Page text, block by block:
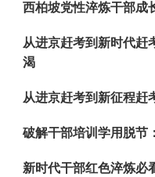
西柏坡党性淬炼干部成
从进京赶考到新时代赶
渴
从进京赶考到新征程赶
破解干部培训学用脱节
新时代干部红色淬炼必